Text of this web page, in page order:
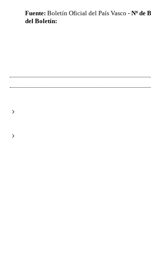
Fuente: Boletín Oficial del País Vasco - Nº de
del Boletín: